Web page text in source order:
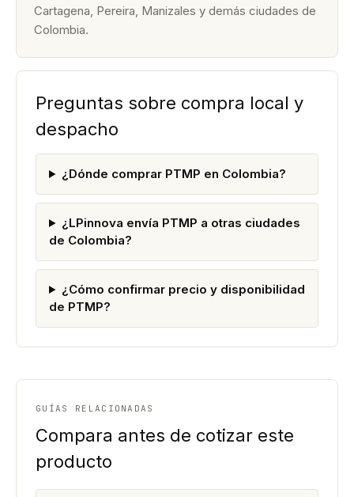
Cartagena, Pereira, Manizales y demás ciudades de
Colombia.
Preguntas sobre compra local y
despacho
¿Dónde comprar PTMP en Colombia?
¿LPinnova envía PTMP a otras ciudades
de Colombia?
¿Cómo confirmar precio y disponibilidad
de PTMP?
GUÍAS RELACIONADAS
Compara antes de cotizar este
producto